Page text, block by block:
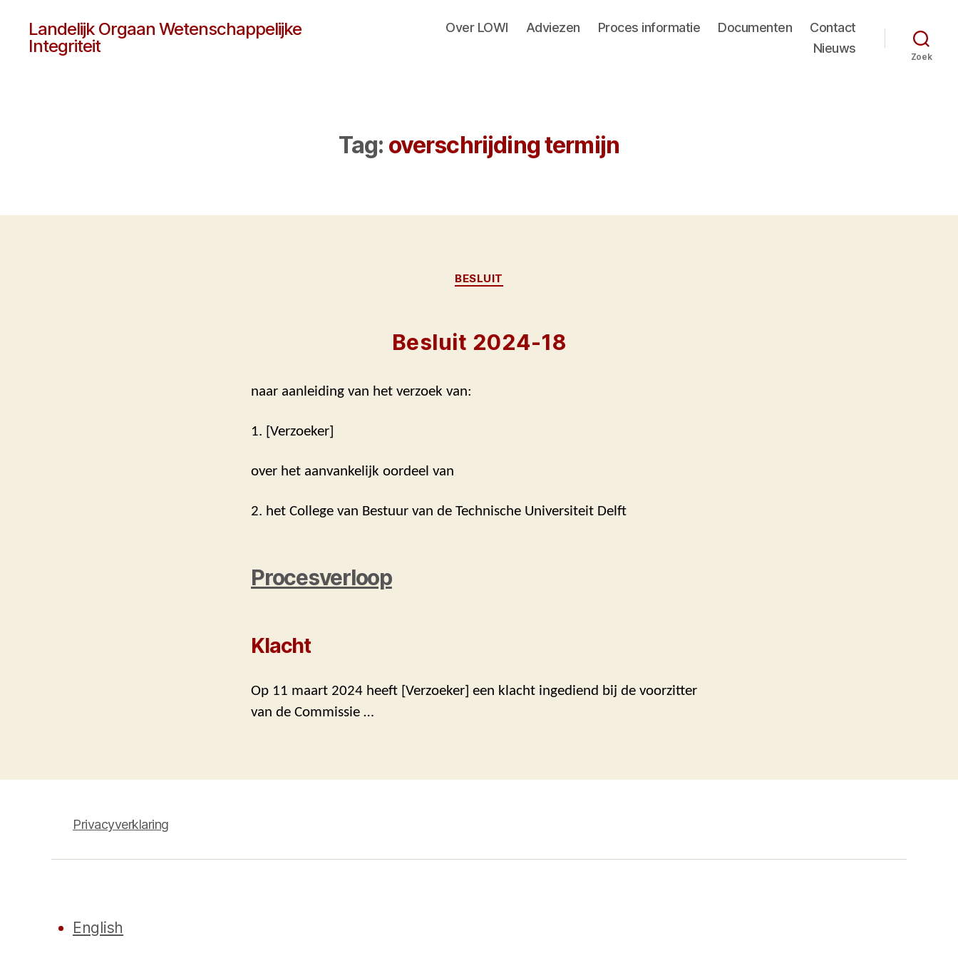
Landelijk Orgaan Wetenschappelijke
Integriteit
Over LOWI Adviezen Proces informatie Documenten
Contact
Nieuws
Zoek
Tag: overschrijding termijn
Categorieën
BESLUIT
Besluit 2024-18
naar aanleiding van het verzoek van:
1. [Verzoeker]
over het aanvankelijk oordeel van
2. het College van Bestuur van de Technische Universiteit Delft
Procesverloop
Klacht
Op 11 maart 2024 heeft [Verzoeker] een klacht ingediend bij de voorzitter
van de Commissie …
Privacyverklaring
English